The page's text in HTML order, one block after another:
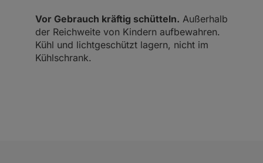
Vor Gebrauch kräftig schütteln. Außerhalb
der Reichweite von Kindern aufbewahren.
Kühl und lichtgeschützt lagern, nicht im
Kühlschrank.